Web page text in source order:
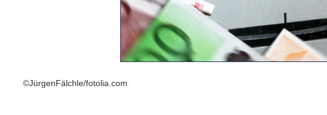
©JürgenFälchle/fotolia.com